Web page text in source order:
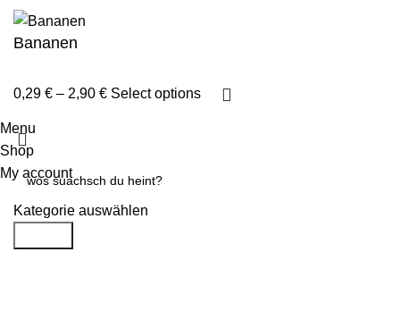
Bananen
0,29 € – 2,90 € Select options
Kategorie auswählen
Menu
Shop
My account